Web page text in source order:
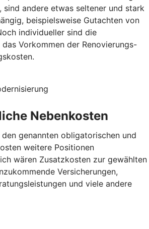
sind andere etwas seltener und stark
beispielsweise Gutachten von
individueller sind die
Vorkommen der Renovierungs-
Nebenkosten
genannten obligatorischen und
weitere Positionen
wären Zusatzkosten zur gewählten
Versicherungen,
und viele andere